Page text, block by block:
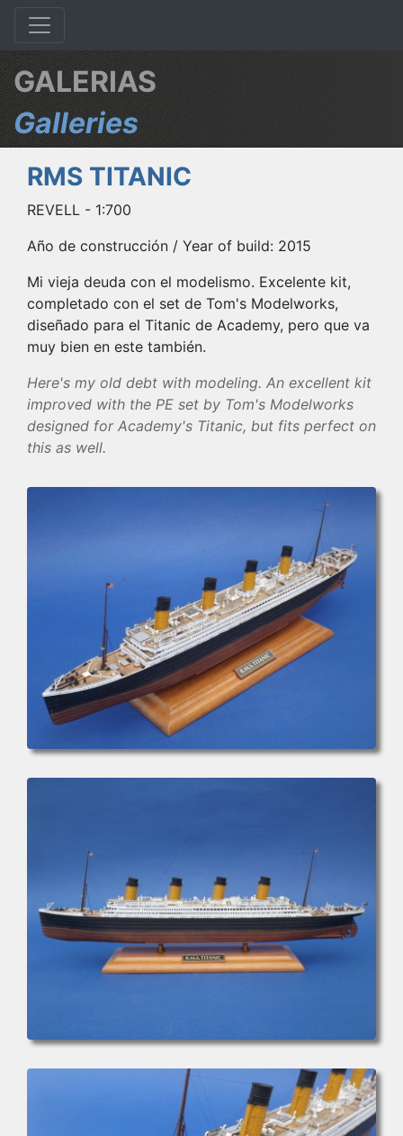
GALERIAS
Galleries
RMS TITANIC
REVELL - 1:700
Año de construcción / Year of build: 2015
Mi vieja deuda con el modelismo. Excelente kit,
completado con el set de Tom's Modelworks,
diseñado para el Titanic de Academy, pero que va
muy bien en este también.
Here's my old debt with modeling. An excellent kit
improved with the PE set by Tom's Modelworks
designed for Academy's Titanic, but fits perfect on
this as well.